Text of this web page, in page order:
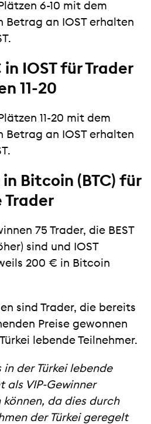
6-10 mit dem
Betrag an IOST erhalten
IOST für Trader
11-20
11-20 mit dem
Betrag an IOST erhalten
Bitcoin (BTC) für
Trader
75 Trader, die BEST
sind und IOST
200 € in Bitcoin
sind Trader, die bereits
Preise gewonnen
lebende Teilnehmer.
der Türkei lebende
als VIP-Gewinner
da dies durch
der Türkei geregelt